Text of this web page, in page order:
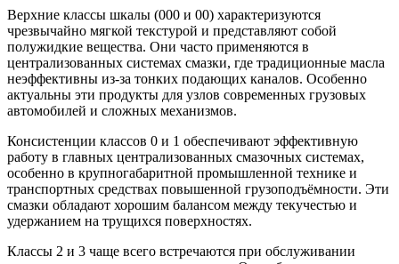
Верхние классы шкалы (000 и 00) характеризуются
чрезвычайно мягкой текстурой и представляют собой
полужидкие вещества. Они часто применяются в
централизованных системах смазки, где традиционные масла
неэффективны из-за тонких подающих каналов. Особенно
актуальны эти продукты для узлов современных грузовых
автомобилей и сложных механизмов.
Консистенции классов 0 и 1 обеспечивают эффективную
работу в главных централизованных смазочных системах,
особенно в крупногабаритной промышленной технике и
транспортных средствах повышенной грузоподъёмности. Эти
смазки обладают хорошим балансом между текучестью и
удержанием на трущихся поверхностях.
Классы 2 и 3 чаще всего встречаются при обслуживании